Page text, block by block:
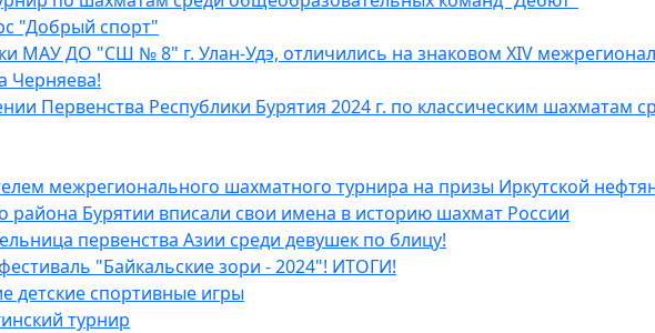
"Добрый спорт"
МАУ ДО "СШ № 8" г. Улан-Удэ, отличились на знаковом XIV
Черняева!
Первенства Республики Бурятия 2024 г. по классическим шахматам
межрегионального шахматного турнира на призы Иркутской
Бурятии вписали свои имена в историю шахмат России
первенства Азии среди девушек по блицу!
"Байкальские зори - 2024"! ИТОГИ!
детские спортивные игры
турнир